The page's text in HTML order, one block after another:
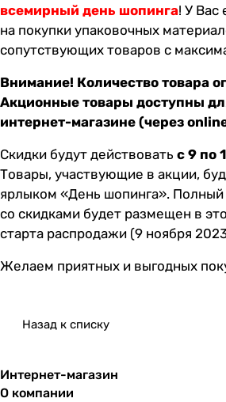
всемирный день шопинга! У Вас
на покупки упаковочных
сопутствующих товаров с
Внимание! Количество товара
Акционные товары доступны
интернет-магазине (через
Скидки будут действовать с 9 по
Товары, участвующие в акции,
ярлыком «День шопинга». Полный
со скидками будет размещен в
старта распродажи (9 ноября
Желаем приятных и выгодных
Назад к списку
Интернет-магазин
О компании